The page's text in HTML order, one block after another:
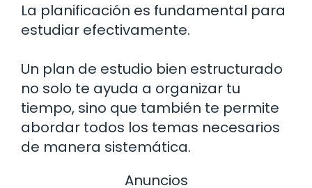
La planificación es fundamental para
estudiar efectivamente.
Un plan de estudio bien estructurado
no solo te ayuda a organizar tu
tiempo, sino que también te permite
abordar todos los temas necesarios
de manera sistemática.
Anuncios